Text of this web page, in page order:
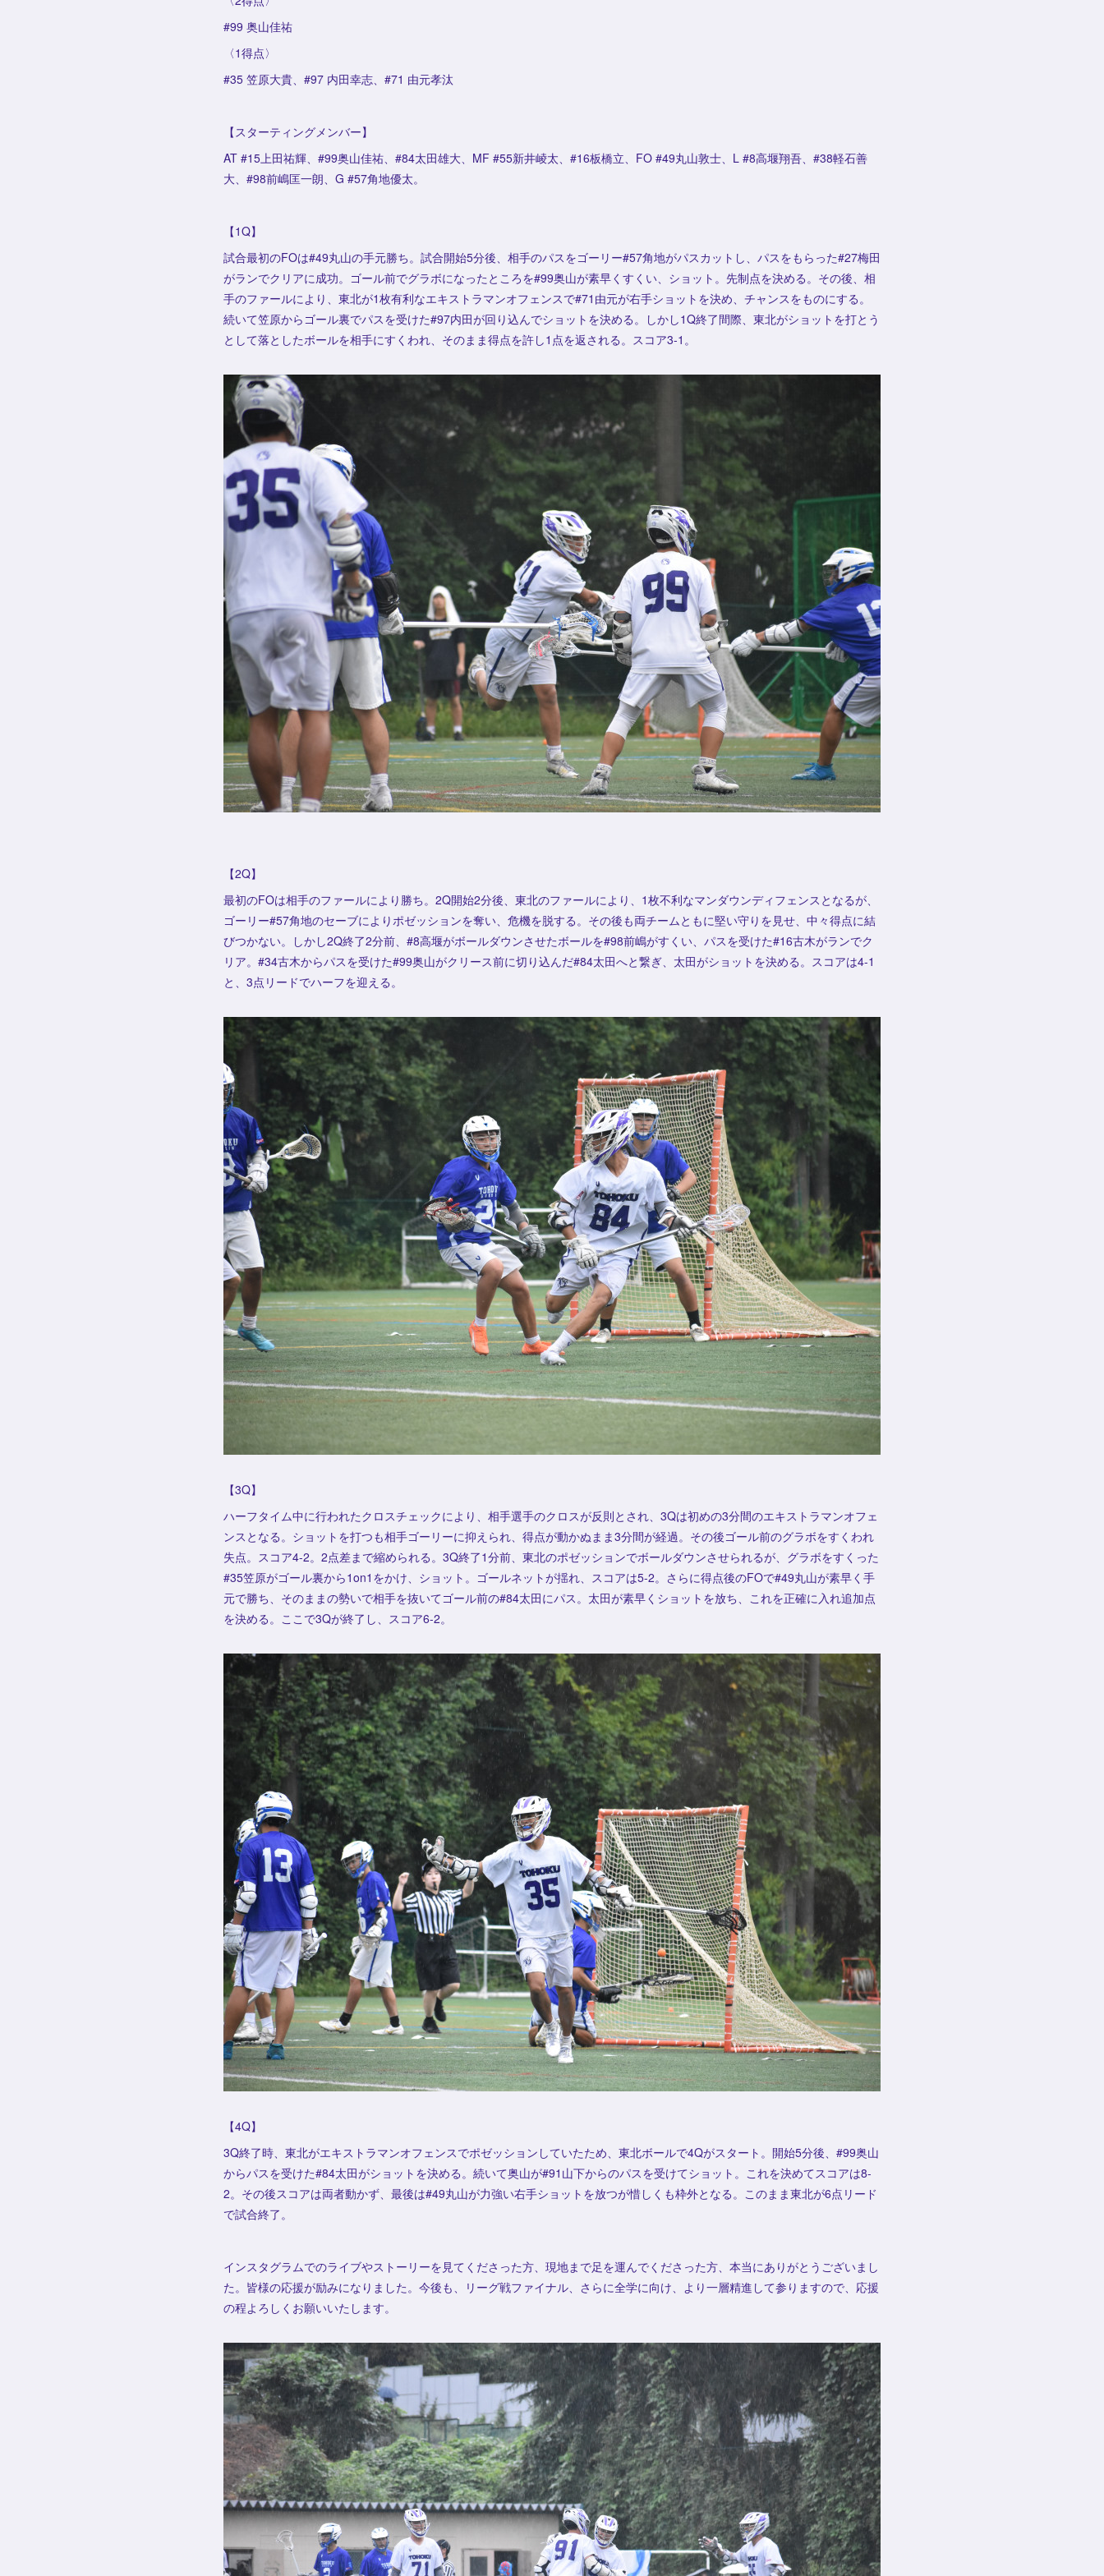
#99 奥山佳祐
〈1得点〉
#35 笠原大貴、#97 内田幸志、#71 由元孝汰
【スターティングメンバー】
AT #15上田祐輝、#99奥山佳祐、#84太田雄大、MF #55新井崚太、#16板橋立、FO #49丸山敦士、L #8高堰翔吾、#38軽石善
大、#98前嶋匡一朗、G #57角地優太。
【1Q】
試合最初のFOは#49丸山の手元勝ち。試合開始5分後、相手のパスをゴーリー#57角地がパスカットし、パスをもらった#27梅田
がランでクリアに成功。ゴール前でグラボになったところを#99奥山が素早くすくい、ショット。先制点を決める。その後、相
手のファールにより、東北が1枚有利なエキストラマンオフェンスで#71由元が右手ショットを決め、チャンスをものにする。
続いて笠原からゴール裏でパスを受けた#97内田が回り込んでショットを決める。しかし1Q終了間際、東北がショットを打とう
として落としたボールを相手にすくわれ、そのまま得点を許し1点を返される。スコア3-1。
【2Q】
最初のFOは相手のファールにより勝ち。2Q開始2分後、東北のファールにより、1枚不利なマンダウンディフェンスとなるが、
ゴーリー#57角地のセーブによりポゼッションを奪い、危機を脱する。その後も両チームともに堅い守りを見せ、中々得点に結
びつかない。しかし2Q終了2分前、#8高堰がボールダウンさせたボールを#98前嶋がすくい、パスを受けた#16古木がランでク
リア。#34古木からパスを受けた#99奥山がクリース前に切り込んだ#84太田へと繋ぎ、太田がショットを決める。スコアは4-1
と、3点リードでハーフを迎える。
【3Q】
ハーフタイム中に行われたクロスチェックにより、相手選手のクロスが反則とされ、3Qは初めの3分間のエキストラマンオフェ
ンスとなる。ショットを打つも相手ゴーリーに抑えられ、得点が動かぬまま3分間が経過。その後ゴール前のグラボをすくわれ
失点。スコア4-2。2点差まで縮められる。3Q終了1分前、東北のポゼッションでボールダウンさせられるが、グラボをすくった
#35笠原がゴール裏から1on1をかけ、ショット。ゴールネットが揺れ、スコアは5-2。さらに得点後のFOで#49丸山が素早く手
元で勝ち、そのままの勢いで相手を抜いてゴール前の#84太田にパス。太田が素早くショットを放ち、これを正確に入れ追加点
を決める。ここで3Qが終了し、スコア6-2。
【4Q】
3Q終了時、東北がエキストラマンオフェンスでポゼッションしていたため、東北ボールで4Qがスタート。開始5分後、#99奥山
からパスを受けた#84太田がショットを決める。続いて奥山が#91山下からのパスを受けてショット。これを決めてスコアは8-
2。その後スコアは両者動かず、最後は#49丸山が力強い右手ショットを放つが惜しくも枠外となる。このまま東北が6点リード
で試合終了。
インスタグラムでのライブやストーリーを見てくださった方、現地まで足を運んでくださった方、本当にありがとうございまし
た。皆様の応援が励みになりました。今後も、リーグ戦ファイナル、さらに全学に向け、より一層精進して参りますので、応援
の程よろしくお願いいたします。